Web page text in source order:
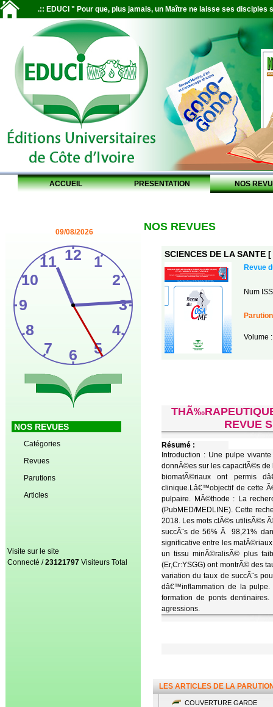
.:: EDUCI " Pour que, plus jamais, un Maître ne laisse ses disciples
ACCUEIL PRESENTATION NOS
09/08/2026
NOS REVUES
Catégories
Revues
Parutions
Articles
Visite sur le site
Connecté /23121797Visiteurs Total
NOS REVUES
SCIENCES DE LA SANTE
Revue
Num
Volume
REVUE
Résumé :
Introduction : Une pulpe
donnÃ©es sur les capacitÃ©s
biomatÃ©riaux ont permis
clinique.Lâ€™objectif de cette
pulpaire. MÃ©thode : La
(PubMED/MEDLINE). Cette
2018. Les mots clÃ©s utilisÃ©s
succÃ¨s de 56% Ã 98,21%
significative entre les
un tissu minÃ©ralisÃ© plus
(Er,Cr:YSGG) ont montrÃ© des
variation du taux de succÃ¨s
dâ€™inflammation de la
formation de ponts
agressions.
LES ARTICLES DE LA
COUVERTURE GARDE